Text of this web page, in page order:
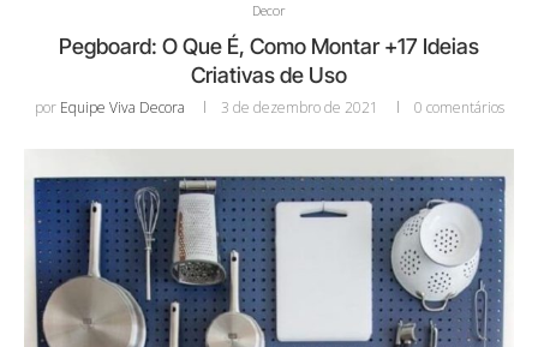
Decor
Pegboard: O Que É, Como Montar +17 Ideias
Criativas de Uso
por Equipe Viva Decora 3 de dezembro de 2021 0 comentários